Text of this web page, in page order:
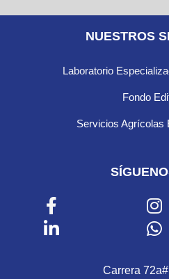
NUESTROS
Laboratorio
Fondo
Servicios Agrícolas
Carrera